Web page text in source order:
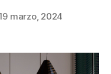
marzo, 2024